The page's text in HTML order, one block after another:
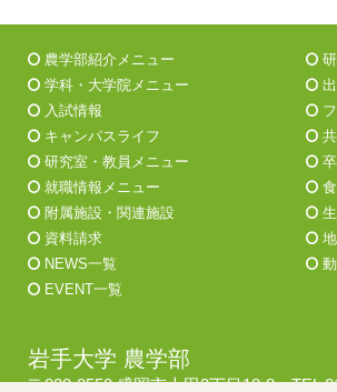
農学部紹介メニュー
学科・大学院メニュー
入試情報
キャンパスライフ
研究室・教員メニュー
就職情報メニュー
附属施設・関連施設
資料請求
NEWS一覧
EVENT一覧
研
出
フ
共
卒
食
生
地
動
岩手大学 農学部
〒020-8550 盛岡市上田3丁目18-8